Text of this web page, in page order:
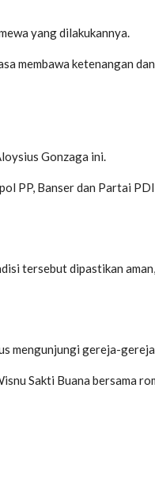
yang dilakukannya.
membawa ketenangan
Gonzaga ini.
PP, Banser dan Partai
tersebut dipastikan
mengunjungi gereja-
Sakti Buana bersama